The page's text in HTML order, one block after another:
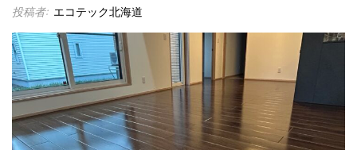
海
道
投稿者: エコテック北海道